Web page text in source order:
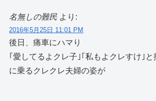
名無しの難民 より:
2016年5月25日 11:01 PM
後日、痛車にハマり
｢愛してるよクレ子｣｢私もよクレすけ｣
に乗るクレクレ夫婦の姿が